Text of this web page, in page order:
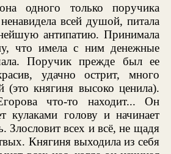
одного только поручика
всей душой, питала
антипатию. Принимала
что имела с ним денежные
Поручик прежде был ее
удачно острит, много
княгиня высоко ценила).
что-то находит... Он
кулаками голову и начинает
Злословит всех и всё, не щадя
Княгиня выходила из себя